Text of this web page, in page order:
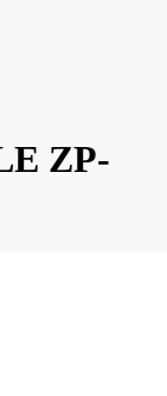
ZP-